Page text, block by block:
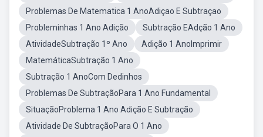
Problemas De Matematica 1 AnoAdiçao E Subtraçao
Probleminhas 1 Ano Adição
Subtração EAdção 1 Ano
AtividadeSubtração 1º Ano
Adição 1 AnoImprimir
MatemáticaSubtração 1 Ano
Subtração 1 AnoCom Dedinhos
Problemas De SubtraçãoPara 1 Ano Fundamental
SituaçãoProblema 1 Ano Adição E Subtração
Atividade De SubtraçãoPara O 1 Ano